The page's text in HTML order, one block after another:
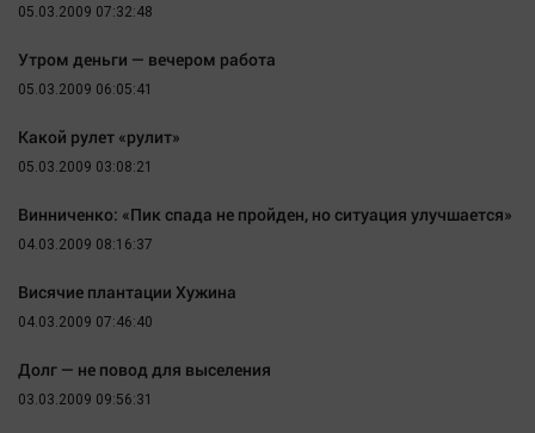
05.03.2009 07:32:48
Утром деньги — вечером работа
05.03.2009 06:05:41
Какой рулет «рулит»
05.03.2009 03:08:21
Винниченко: «Пик спада не пройден, но ситуация улучшается»
04.03.2009 08:16:37
Висячие плантации Хужина
04.03.2009 07:46:40
Долг — не повод для выселения
03.03.2009 09:56:31